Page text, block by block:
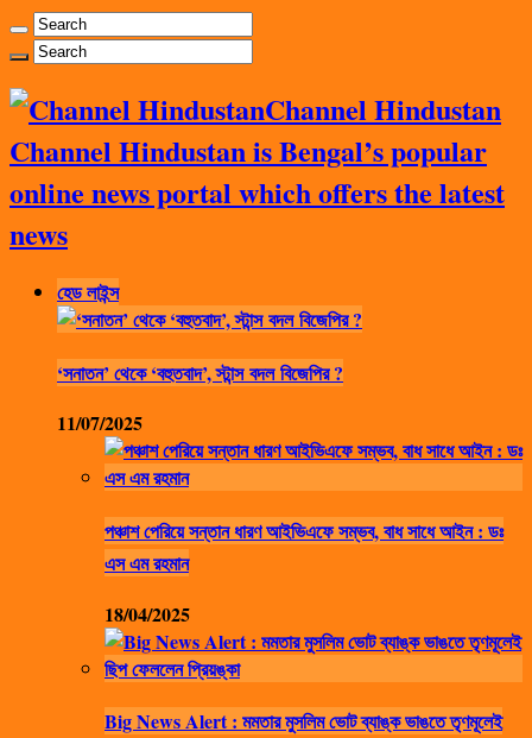
Channel Hindustan
Channel Hindustan is Bengal’s popular
online news portal which offers the latest
news
হেড লাইন্স
‘সনাতন’ থেকে ‘বহুতবাদ’, স্টান্স বদল বিজেপির ?
11/07/2025
পঞ্চাশ পেরিয়ে সন্তান ধারণ আইভিএফে সম্ভব, বাধ সাধে আইন : ডঃ
এস এম রহমান
18/04/2025
Big News Alert : মমতার মুসলিম ভোট ব্যাঙ্ক ভাঙতে তৃণমূলেই